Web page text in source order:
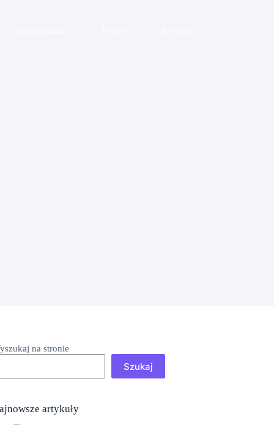
na stronie
Szukaj
artykuły